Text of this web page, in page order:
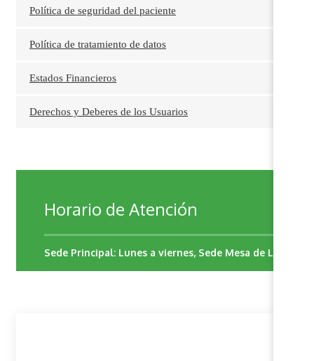
Política de seguridad del paciente
Política de tratamiento de datos
Estados Financieros
Derechos y Deberes de los Usuarios
Horario de Atención
Sede Principal: Lunes a viernes, Sede Mesa de Los